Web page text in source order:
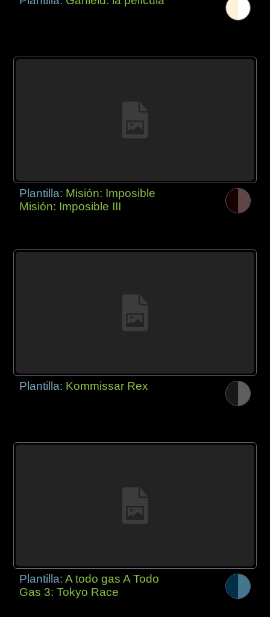
Plantilla: Misión: Imposible
Misión: Imposible III
Plantilla: Kommissar Rex
Plantilla:A todo gas A Todo
Gas 3: Tokyo Race